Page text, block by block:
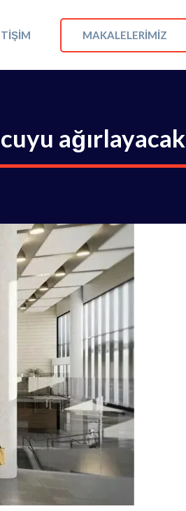
MAKALELERIMIZ
ağırlayacak